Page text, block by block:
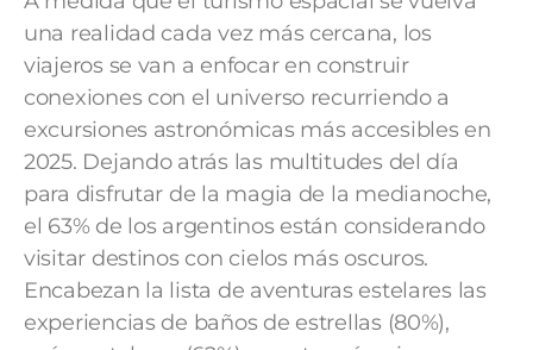
una realidad cada vez más cercana, los
viajeros se van a enfocar en construir
conexiones con el universo recurriendo a
excursiones astronómicas más accesibles en
2025. Dejando atrás las multitudes del día
para disfrutar de la magia de la medianoche,
el 63% de los argentinos están considerando
visitar destinos con cielos más oscuros.
Encabezan la lista de aventuras estelares las
experiencias de baños de estrellas (80%),